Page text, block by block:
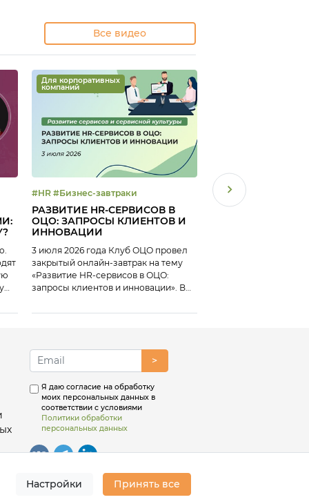
Все видео
Для корпоративных
компаний
#HR #Бизнес-завтраки
РАЗВИТИЕ HR-СЕРВИСОВ В
ОЦО: ЗАПРОСЫ КЛИЕНТОВ И
ИННОВАЦИИ
3 июля 2026 года Клуб ОЦО провел
закрытый онлайн-завтрак на тему
«Развитие HR-сервисов в ОЦО:
запросы клиентов и инновации». В
ОЦО поделились опытом:
#Вебинар #Лучший ОЦО
#Эффективность
ЛУЧШИЙ ПРОЕКТ
>
Я даю согласие на обработку
моих персональных данных в
соответствии с условиями
Политики обработки
персональных данных
Настройки Принять все